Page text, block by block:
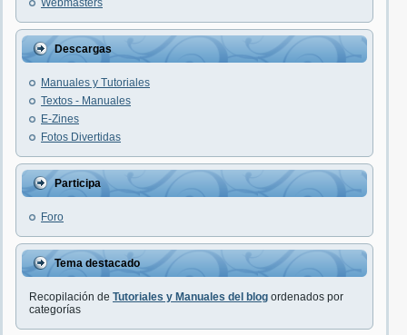
Webmasters
Descargas
Manuales y Tutoriales
Textos - Manuales
E-Zines
Fotos Divertidas
Participa
Foro
Tema destacado
Recopilación de Tutoriales y Manuales del blog ordenados por
categorías